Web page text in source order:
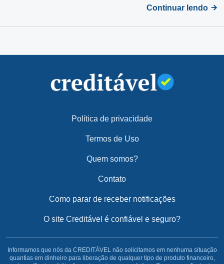
Continuar lendo
Política de privacidade
Termos de Uso
Quem somos?
Contato
Como parar de receber notificações
O site Creditável é confiável e seguro?
Informamos que nós da CREDITÁVEL não solicitamos em nenhuma situação
quantias em dinheiro para liberação de qualquer tipo de produto financeiro,